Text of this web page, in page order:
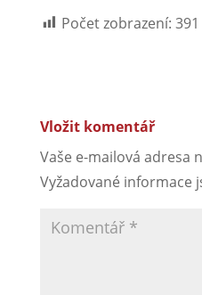
Počet zobrazení: 391
Vložit komentář
Vaše e-mailová adresa
Vyžadované informace